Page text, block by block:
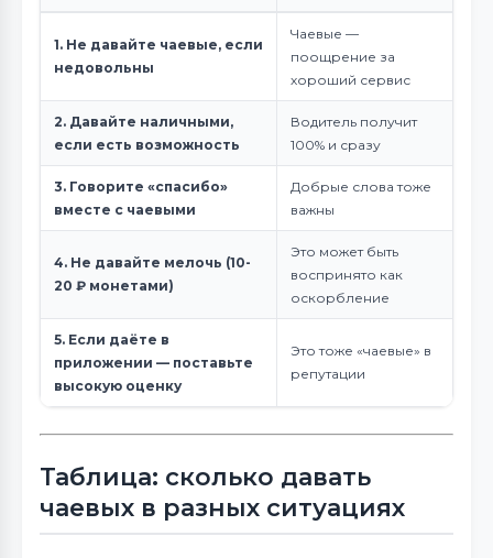
1. Не давайте чаевые, если
недовольны
Чаевые —
поощрение за
хороший сервис
2. Давайте наличными,
если есть возможность
Водитель получит
100% и сразу
3. Говорите «спасибо»
вместе с чаевыми
Добрые слова тоже
важны
4. Не давайте мелочь (10-
20 ₽ монетами)
Это может быть
воспринято как
оскорбление
5. Если даёте в
приложении — поставьте
высокую оценку
Это тоже «чаевые» в
репутации
Таблица: сколько давать
чаевых в разных ситуациях